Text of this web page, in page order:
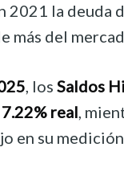
2021 la
más del
, los Saldos
7.22% real,
en su